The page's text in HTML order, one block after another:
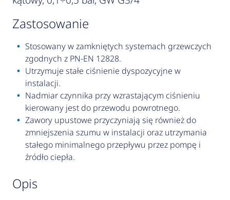
zastosowanie
Stosowany w zamkniętych systemach grzewczych
zgodnych z PN-EN 12828.
Utrzymuje stałe ciśnienie dyspozycyjne w
instalacji.
Nadmiar czynnika przy wzrastającym ciśnieniu
kierowany jest do przewodu powrotnego.
Zawory upustowe przyczyniają się również do
zmniejszenia szumu w instalacji oraz utrzymania
stałego minimalnego przepływu przez pompę i
źródło ciepła.
opis